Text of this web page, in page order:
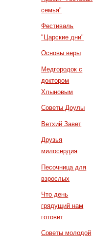
семья"
Фестиваль
"Царские дни"
Основы веры
Медгородок с
доктором
Хлыновым
Советы Доулы
Ветхий Завет
Друзья
милосердия
Песочница для
взрослых
Что день
грядущий нам
готовит
Советы молодой